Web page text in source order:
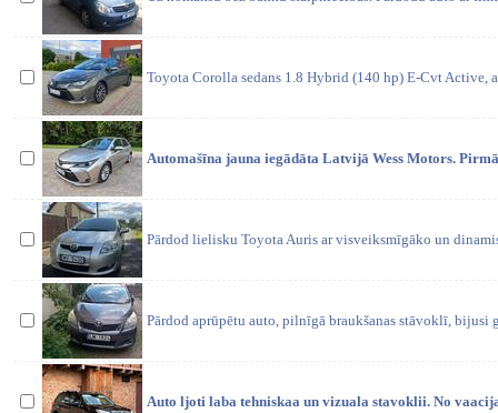
Toyota Corolla sedans 1.8 Hybrid (140 hp) E-Cvt Active,
Automašīna jauna iegādāta Latvijā Wess Motors.
Pārdod lielisku Toyota Auris ar visveiksmīgāko un
Pārdod aprūpētu auto, pilnīgā braukšanas stāvoklī, bijusi
Auto ljoti laba tehniskaa un vizuala stavoklii. No